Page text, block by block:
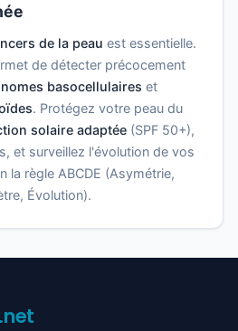
de la peau est essentielle.
de détecter précocement
basocellulaires et
. Protégez votre peau du
solaire adaptée (SPF 50+),
et surveillez l'évolution de vos
la règle ABCDE (Asymétrie,
Évolution).
.net